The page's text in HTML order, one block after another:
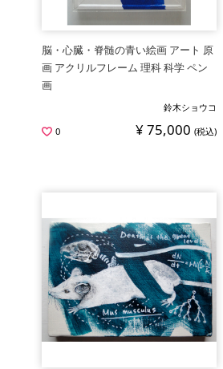
脳・心臓・脊髄の青い絵画 アート 原
画 アクリルフレーム 理科 科学 ペン
画
鈴木ショウコ
0
¥ 75,000(税込)